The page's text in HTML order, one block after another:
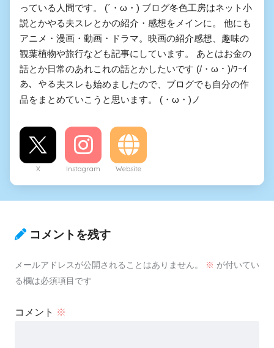
っている人間です。 (´・ω・) ブログ冬色工房はネット小
説とかやる夫スレとかの紹介・感想をメインに。 他にも
アニメ・漫画・動画・ドラマ。映画の紹介感想、趣味の
観葉植物や旅行なども記事にしています。 あとはお金の
話とか日常のあれこれの話とかしたいです (/・ω・)/ﾜｰｲ
あ、やる夫スレも始めましたので、ブログでも自分の作
品をまとめていこうと思います。 (・ω・)ノ
X Instagram Website
コメントを残す
メールアドレスが公開されることはありません。 ※ が付いてい
る欄は必須項目です
コメント ※